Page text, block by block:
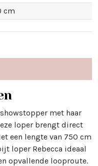
cm
met haar
loper brengt direct
een lengte van 750 cm
loper Rebecca ideaal
opvallende looproute.